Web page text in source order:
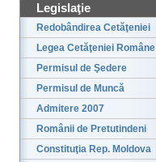
Legislaţie
Redobândirea Cetăţeniei
Legea Cetăţeniei Române
Permisul de Şedere
Permisul de Muncă
Admitere 2007
Românii de Pretutindeni
Constituţia Rep. Moldova